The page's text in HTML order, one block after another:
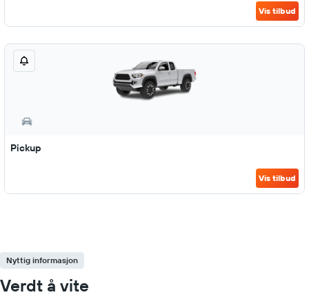
Vis tilbud
Pickup
Vis tilbud
Nyttig informasjon
Verdt å vite